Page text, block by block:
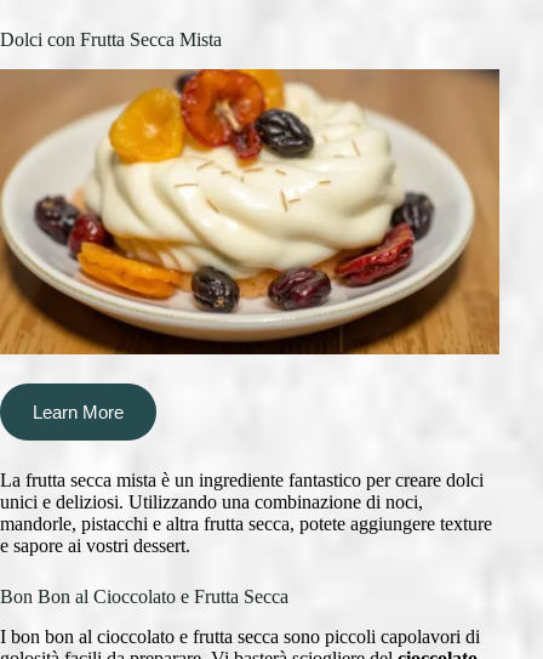
Dolci con Frutta Secca Mista
Learn More
La frutta secca mista è un ingrediente fantastico per creare dolci
unici e deliziosi. Utilizzando una combinazione di noci,
mandorle, pistacchi e altra frutta secca, potete aggiungere texture
e sapore ai vostri dessert.
Bon Bon al Cioccolato e Frutta Secca
I bon bon al cioccolato e frutta secca sono piccoli capolavori di